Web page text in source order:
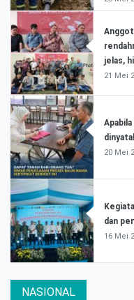
jelas,
21 Mei
20 Mei
dan
16 Mei
NASIONAL